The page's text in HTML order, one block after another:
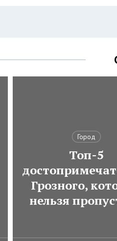
Город
Топ-5
Грозного,
нельзя